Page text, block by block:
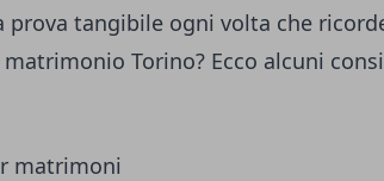
prova tangibile ogni volta che
Torino? Ecco alcuni
matrimoni